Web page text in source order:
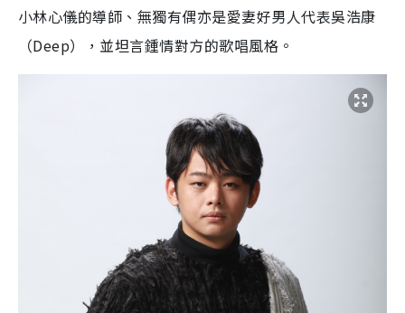
小林心儀的導師、無獨有偶亦是愛妻好男人代表吳浩康
（Deep），並坦言鍾情對方的歌唱風格。